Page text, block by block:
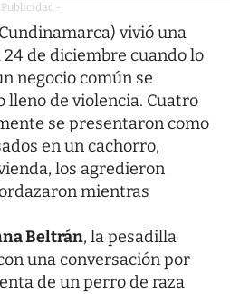
-
vivió una
de diciembre cuando lo
negocio común se
lleno de violencia. Cuatro
se presentaron como
en un cachorro,
los agredieron
mientras
Beltrán, la pesadilla
una conversación por
de un perro de raza